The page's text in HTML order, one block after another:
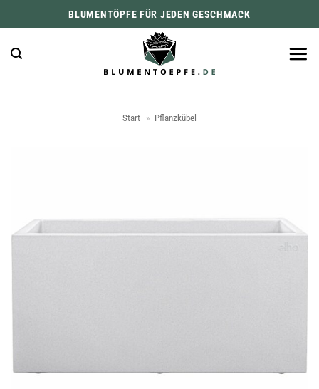
Inhalt
springen
BLUMENTÖPFE FÜR JEDEN GESCHMACK
Start » Pflanzkübel